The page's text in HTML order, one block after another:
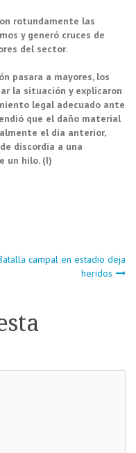
rotundamente las
y generó cruces de
del sector.
pasara a mayores, los
la situación y explicaron
legal adecuado ante
que el daño material
el día anterior,
discordia a una
un hilo. (I)
campal en estadio deja
heridos